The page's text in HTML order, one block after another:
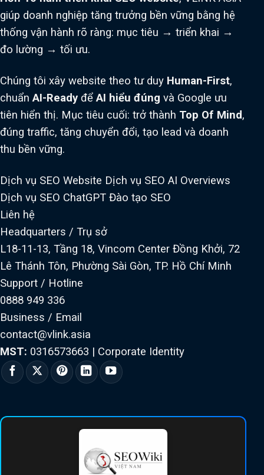
giúp doanh nghiệp tăng trưởng bền vững bằng hệ
thống vận hành rõ ràng: mục tiêu → triển khai →
đo lường → tối ưu.
Chúng tôi xây website theo tư duy Human-First,
chuẩnAI-Ready đểAI hiểu đúng và Google ưu
tiên hiển thị. Mục tiêu cuối: trở thành Top Of Mind,
đúng traffic, tăng chuyển đổi, tạo lead và doanh
thu bền vững.
Dịch vụ SEO Website Dịch vụ SEO AI Overviews
Dịch vụ SEO ChatGPT Đào tạo SEO
Liên hệ
Headquarters / Trụ sở
L18-11-13, Tầng 18, Vincom Center Đồng Khởi, 72
Lê Thánh Tôn, Phường Sài Gòn, TP. Hồ Chí Minh
Support / Hotline
0888 949 336
Business / Email
contact@vlink.asia
MST: 0316573663 | Corporate Identity